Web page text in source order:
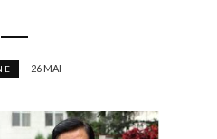
26 MAI